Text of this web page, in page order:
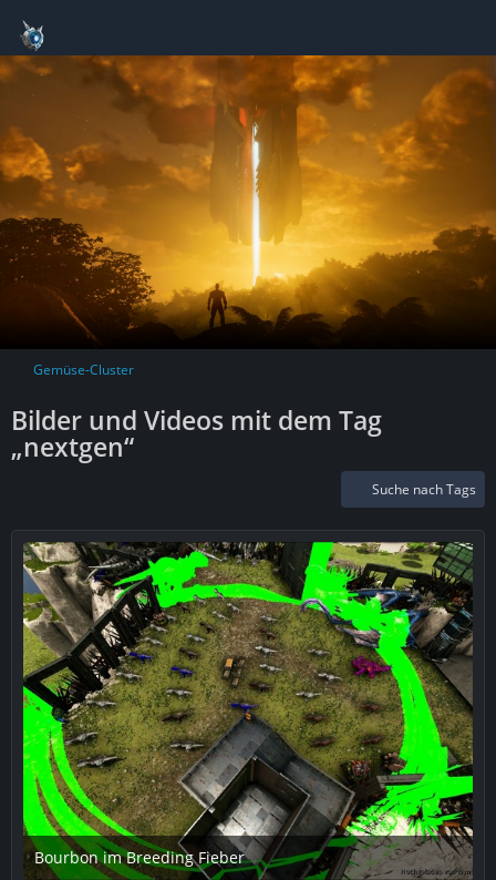
Gemüse-Cluster
Bilder und Videos mit dem Tag
„nextgen“
Suche nach Tags
Bourbon im Breeding Fieber